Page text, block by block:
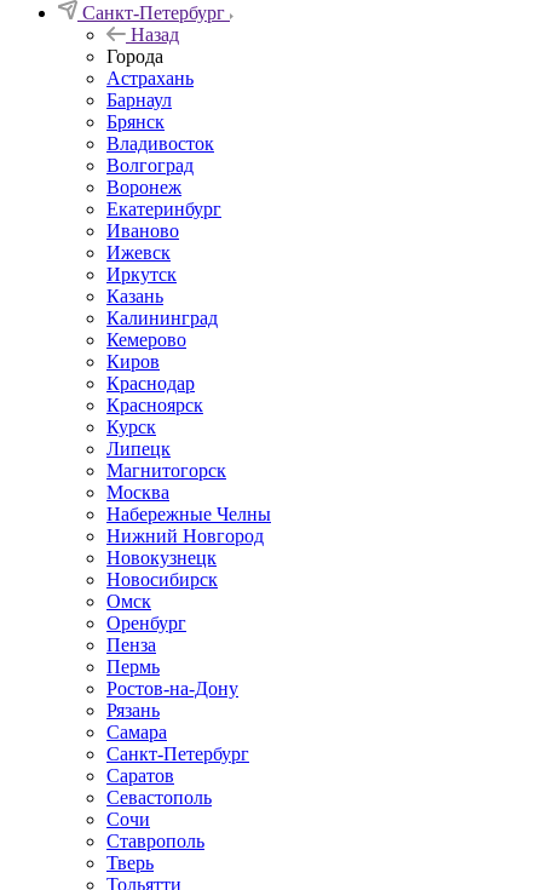
Санкт-Петербург
Назад
Города
Астрахань
Барнаул
Брянск
Владивосток
Волгоград
Воронеж
Екатеринбург
Иваново
Ижевск
Иркутск
Казань
Калининград
Кемерово
Киров
Краснодар
Красноярск
Курск
Липецк
Магнитогорск
Москва
Набережные Челны
Нижний Новгород
Новокузнецк
Новосибирск
Омск
Оренбург
Пенза
Пермь
Ростов-на-Дону
Рязань
Самара
Санкт-Петербург
Саратов
Севастополь
Сочи
Ставрополь
Тверь
Тольятти